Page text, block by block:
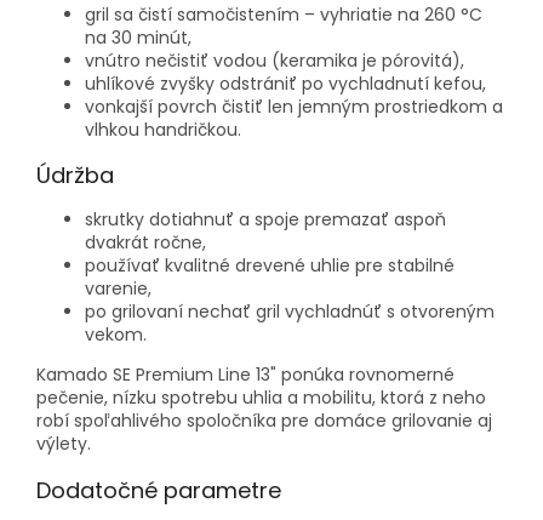
gril sa čistí samočistením – vyhriatie na 260 °C
na 30 minút,
vnútro nečistiť vodou (keramika je pórovitá),
uhlíkové zvyšky odstrániť po vychladnutí kefou,
vonkajší povrch čistiť len jemným prostriedkom a
vlhkou handričkou.
Údržba
skrutky dotiahnuť a spoje premazať aspoň
dvakrát ročne,
používať kvalitné drevené uhlie pre stabilné
varenie,
po grilovaní nechať gril vychladnúť s otvoreným
vekom.
Kamado SE Premium Line 13" ponúka rovnomerné
pečenie, nízku spotrebu uhlia a mobilitu, ktorá z neho
robí spoľahlivého spoločníka pre domáce grilovanie aj
výlety.
Dodatočné parametre